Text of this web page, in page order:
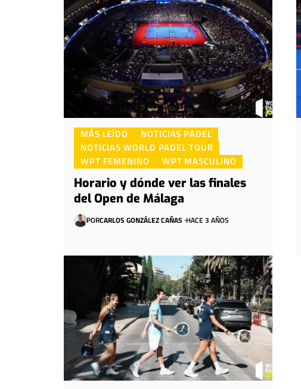
MÁS LEÍDO
NOTICIAS PADEL
NOTICIAS WORLD PADEL TOUR
WPT FEMENINO
WPT MASCULINO
Horario y dónde ver las finales
del Open de Málaga
PORCARLOS GONZÁLEZ CAÑAS HACE 3 AÑOS